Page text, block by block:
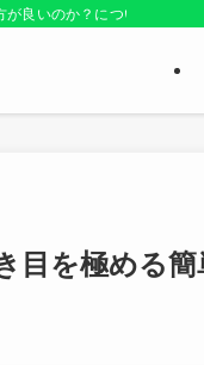
良いのか？についても紹介
目を極める